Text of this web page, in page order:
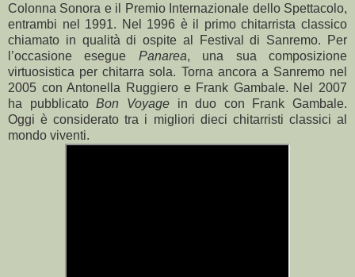
Colonna Sonora e il Premio Internazionale dello Spettacolo,
entrambi nel 1991. Nel 1996 è il primo chitarrista classico
chiamato in qualità di ospite al Festival di Sanremo. Per
l’occasione esegue Panarea, una sua composizione
virtuosistica per chitarra sola. Torna ancora a Sanremo nel
2005 con Antonella Ruggiero e Frank Gambale. Nel 2007
ha pubblicatoBon Voyagein duo con Frank Gambale.
Oggi è considerato tra i migliori dieci chitarristi classici al
mondo viventi.